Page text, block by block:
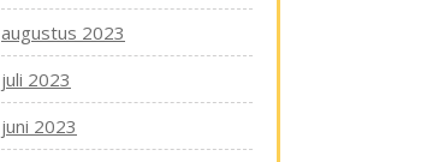
augustus 2023
juli 2023
juni 2023